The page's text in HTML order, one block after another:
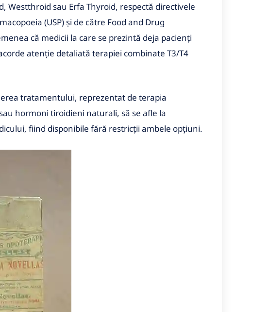
Westthroid sau Erfa Thyroid, respectă directivele
(USP) şi de către Food and Drug
că medicii la care se prezintă deja pacienţi
atenţie detaliată terapiei combinate T3/T4
tratamentului, reprezentat de terapia
hormoni tiroidieni naturali, să se afle la
fiind disponibile fără restricţii ambele opţiuni.